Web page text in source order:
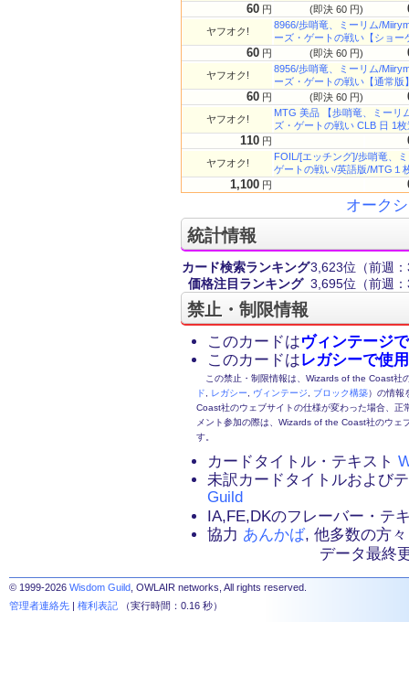
60 円 (即決 60 円)
ヤフオク!
8966/歩哨竜、ミーリム/
ーズ・ゲートの戦い【ショー
60 円 (即決 60 円)
ヤフオク!
8956/歩哨竜、ミーリム/
ーズ・ゲートの戦い【通常版
60 円 (即決 60 円)
ヤフオク!
MTG 美品 【歩哨竜、ミーリ
ズ・ゲートの戦い CLB 日 1枚
110 円
ヤフオク!
FOIL/[エッチング]/歩哨竜、
ゲートの戦い/英語版/MTG１
1,100 円
オーク
統計情報
カード検索ランキング3,623位 （前週
価格注目ランキング 3,695位 （前週
禁止・制限情報
このカードはヴィンテージ
このカードはレガシーで使
この禁止・制限情報は、Wizards of the Coast社
ド
レガシー ヴィンテージ ブロック構築）の情報
Coast社のウェブサイトの仕様が変わった場合、
メント参加の際は、Wizards of the Coast社のウェ
す。
カードタイトル・テキスト
未訳カードタイトルおよび
Guild
IA,FE,DKのフレーバー・テ
協力 あんかば, 他多数の方々
データ最終
© 1999-2026 Wisdom Guild , OWLAIR networks, All rights reserved.
管理者連絡先 | 権利表記 （実行時間：0.16 秒）